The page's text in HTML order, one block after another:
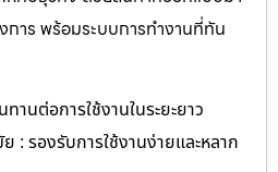
าร พร้อมระบบการทำงานที่ทัน
นต่อการใช้งานในระยะยาว
: รองรับการใช้งานง่ายและหลาก